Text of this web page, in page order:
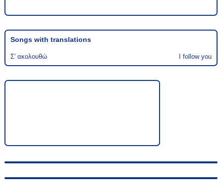
Songs with translations
Σ' ακολουθώ I follow you